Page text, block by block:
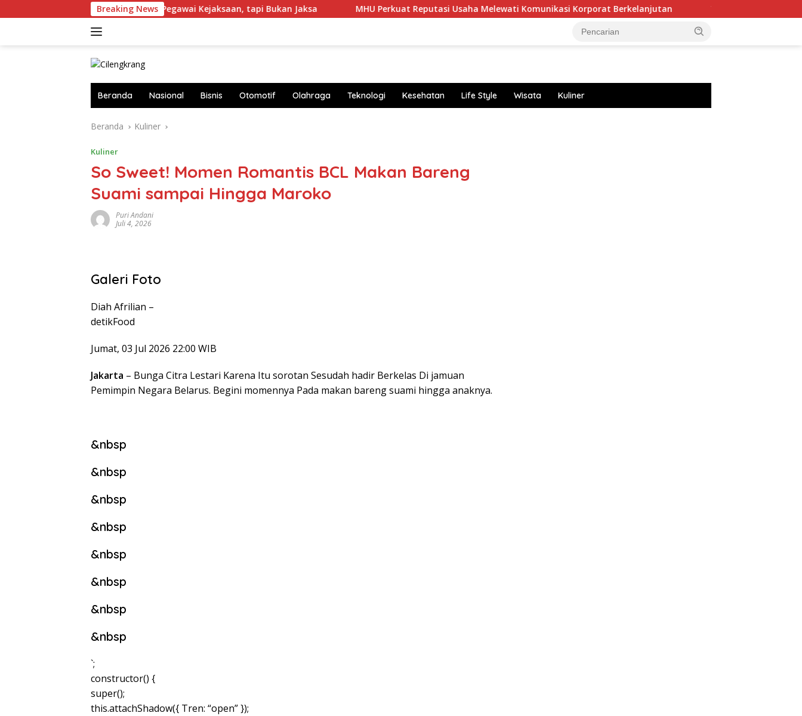
ke
Breaking News
Pegawai Kejaksaan, tapi Bukan Jaksa MHU Perkuat Reputasi Usaha Melewati Komunikasi Korporat Berkelanjutan Toyota Eco Youth Di-14 Soroti Krisis
Beranda Nasional Bisnis Otomotif Olahraga Teknologi Kesehatan Life Style Wisata Kuliner
Beranda Kuliner
Kuliner
So Sweet! Momen Romantis BCL Makan Bareng
Suami sampai Hingga Maroko
Puri Andani
Juli 4, 2026
Galeri Foto
Diah Afrilian –
detikFood
Jumat, 03 Jul 2026 22:00 WIB
Jakarta – Bunga Citra Lestari Karena Itu sorotan Sesudah hadir Berkelas Di jamuan
Pemimpin Negara Belarus. Begini momennya Pada makan bareng suami hingga anaknya.
&nbsp
&nbsp
&nbsp
&nbsp
&nbsp
&nbsp
&nbsp
&nbsp
`;
constructor() {
super();
this.attachShadow({ Tren: “open” });